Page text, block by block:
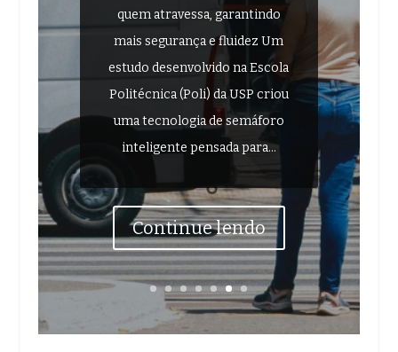
quem atravessa, garantindo
mais segurança e fluidez Um
estudo desenvolvido na Escola
Politécnica (Poli) da USP criou
uma tecnologia de semáforo
inteligente pensada para...
Continue lendo